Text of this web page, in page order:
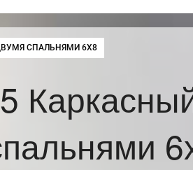
СПАЛЬНЯМИ 6Х8